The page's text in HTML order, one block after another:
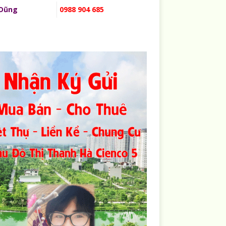
0988 904 685